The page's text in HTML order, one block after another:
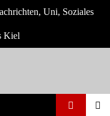
Uni, Soziales
Kiel
aus Kiel und